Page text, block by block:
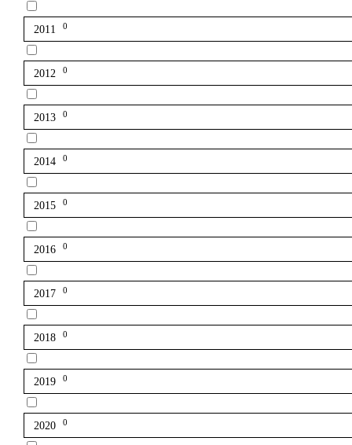
2011 0
2012 0
2013 0
2014 0
2015 0
2016 0
2017 0
2018 0
2019 0
2020 0